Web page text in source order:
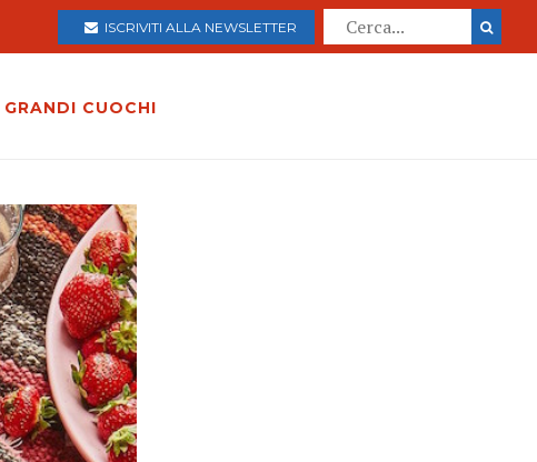
ISCRIVITI ALLA NEWSLETTER
GRANDI CUOCHI